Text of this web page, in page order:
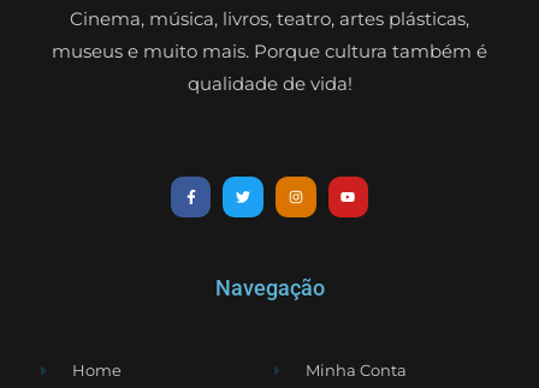
Cinema, música, livros, teatro, artes plásticas,
museus e muito mais. Porque cultura também é
qualidade de vida!
Navegação
Home Minha Conta